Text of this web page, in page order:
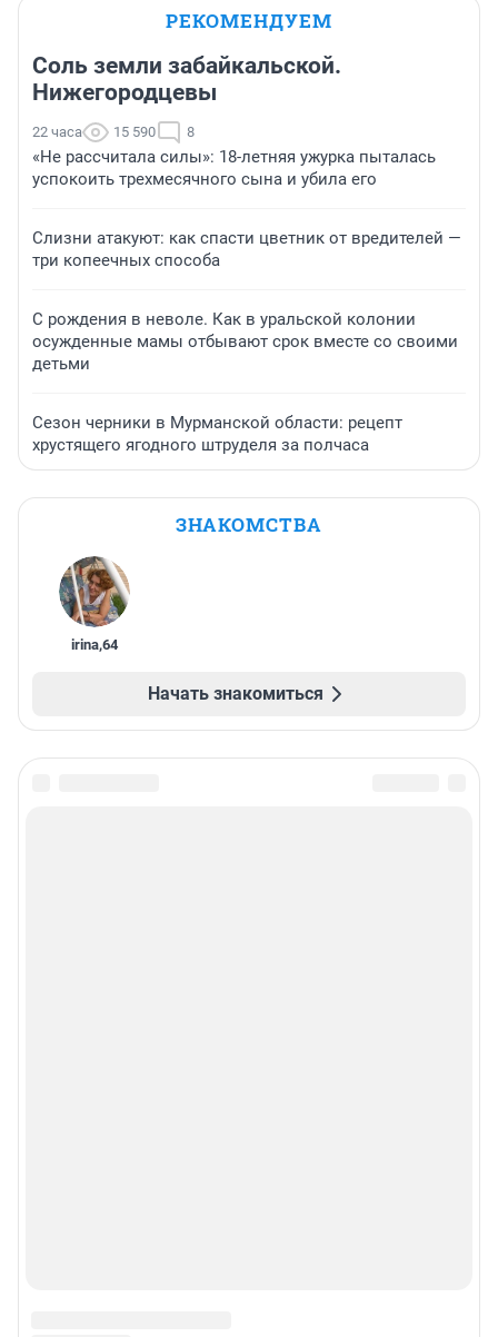
РЕКОМЕНДУЕМ
Соль земли забайкальской.
Нижегородцевы
22 часа 15 590 8
«Не рассчитала силы»: 18-летняя ужурка пыталась
успокоить трехмесячного сына и убила его
Слизни атакуют: как спасти цветник от вредителей —
три копеечных способа
С рождения в неволе. Как в уральской колонии
осужденные мамы отбывают срок вместе со своими
детьми
Сезон черники в Мурманской области: рецепт
хрустящего ягодного штруделя за полчаса
ЗНАКОМСТВА
irina,64
Начать знакомиться